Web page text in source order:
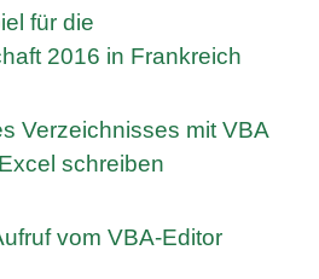
für die
2016 in Frankreich
Verzeichnisses mit VBA
schreiben
vom VBA-Editor